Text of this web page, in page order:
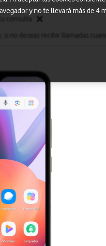
consulta
y no te llevará más de 4